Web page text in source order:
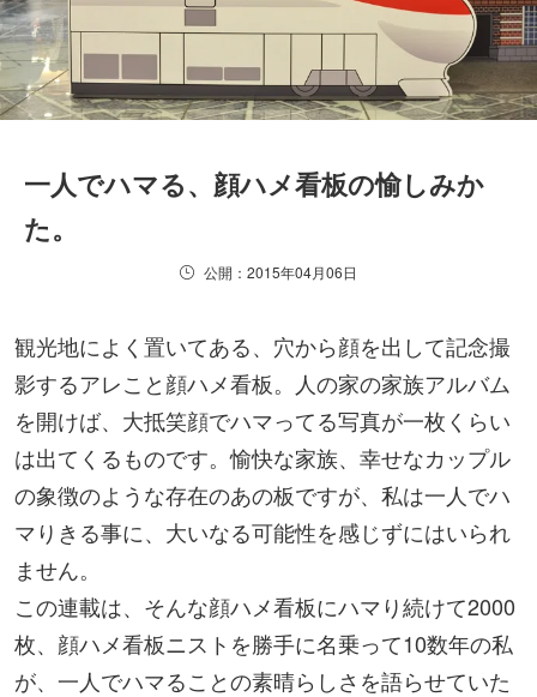
一人でハマる、顔ハメ看板の愉しみか
た。
公開：2015年04月06日
観光地によく置いてある、穴から顔を出して記念撮
影するアレこと顔ハメ看板。人の家の家族アルバム
を開けば、大抵笑顔でハマってる写真が一枚くらい
は出てくるものです。愉快な家族、幸せなカップル
の象徴のような存在のあの板ですが、私は一人でハ
マりきる事に、大いなる可能性を感じずにはいられ
ません。
この連載は、そんな顔ハメ看板にハマり続けて2000
枚、顔ハメ看板ニストを勝手に名乗って10数年の私
が、一人でハマることの素晴らしさを語らせていた